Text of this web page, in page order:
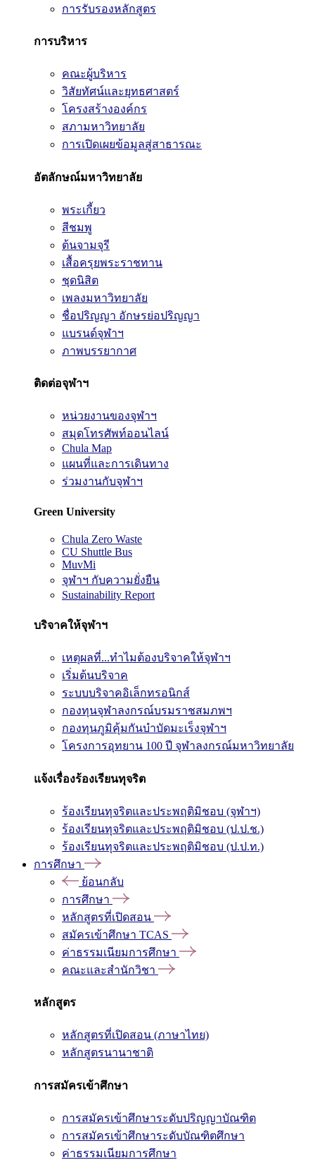
การรับรองหลักสูตร
การบริหาร
คณะผู้บริหาร
วิสัยทัศน์และยุทธศาสตร์
โครงสร้างองค์กร
สภามหาวิทยาลัย
การเปิดเผยข้อมูลสู่สาธารณะ
อัตลักษณ์มหาวิทยาลัย
พระเกี้ยว
สีชมพู
ต้นจามจุรี
เสื้อครุยพระราชทาน
ชุดนิสิต
เพลงมหาวิทยาลัย
ชื่อปริญญา อักษรย่อปริญญา
แบรนด์จุฬาฯ
ภาพบรรยากาศ
ติดต่อจุฬาฯ
หน่วยงานของจุฬาฯ
สมุดโทรศัพท์ออนไลน์
Chula Map
แผนที่และการเดินทาง
ร่วมงานกับจุฬาฯ
Green University
Chula Zero Waste
CU Shuttle Bus
MuvMi
จุฬาฯ กับความยั่งยืน
Sustainability Report
บริจาคให้จุฬาฯ
เหตุผลที่...ทำไมต้องบริจาคให้จุฬาฯ
เริ่มต้นบริจาค
ระบบบริจาคอิเล็กทรอนิกส์
กองทุนจุฬาลงกรณ์บรมราชสมภพฯ
กองทุนภูมิคุ้มกันบำบัดมะเร็งจุฬาฯ
โครงการอุทยาน 100 ปี จุฬาลงกรณ์มหาวิทยาลัย
แจ้งเรื่องร้องเรียนทุจริต
ร้องเรียนทุจริตและประพฤติมิชอบ (จุฬาฯ)
ร้องเรียนทุจริตและประพฤติมิชอบ (ป.ป.ช.)
ร้องเรียนทุจริตและประพฤติมิชอบ (ป.ป.ท.)
การศึกษา
ย้อนกลับ
การศึกษา
หลักสูตรที่เปิดสอน
สมัครเข้าศึกษา TCAS
ค่าธรรมเนียมการศึกษา
คณะและสำนักวิชา
หลักสูตร
หลักสูตรที่เปิดสอน (ภาษาไทย)
หลักสูตรนานาชาติ
การสมัครเข้าศึกษา
การสมัครเข้าศึกษาระดับปริญญาบัณฑิต
การสมัครเข้าศึกษาระดับบัณฑิตศึกษา
ค่าธรรมเนียมการศึกษา